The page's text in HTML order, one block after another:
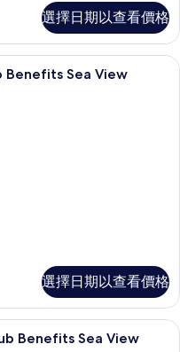
選擇日期以查看價格
Private Pool Suite with Club
Benefits Sea View
選擇日期以查看價格
Benefits Sea View